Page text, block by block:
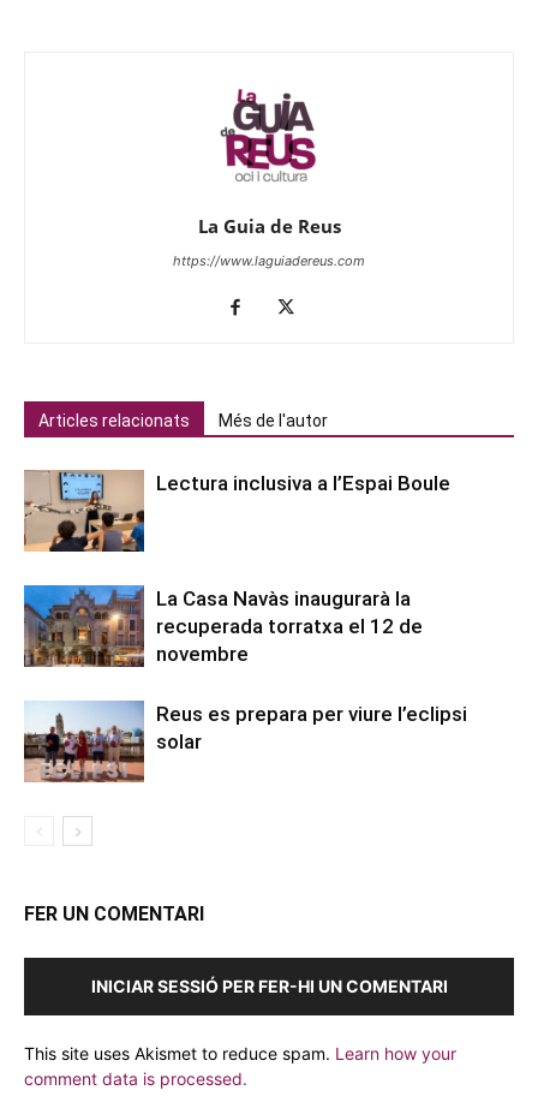
La Guia de Reus
https://www.laguiadereus.com
Articles relacionats Més de l'autor
Lectura inclusiva a l’Espai Boule
La Casa Navàs inaugurarà la
recuperada torratxa el 12 de
novembre
Reus es prepara per viure l’eclipsi
solar
FER UN COMENTARI
INICIAR SESSIÓ PER FER-HI UN COMENTARI
This site uses Akismet to reduce spam. Learn how your
comment data is processed.